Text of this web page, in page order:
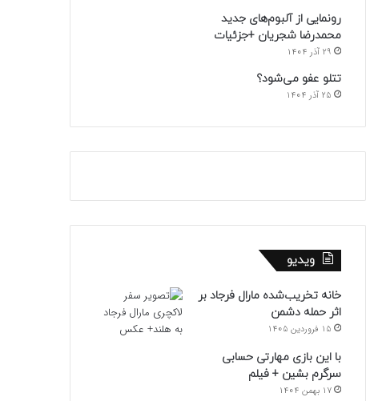
رونمایی از آلبوم‌های جدید
محمدرضا شجریان +جزئیات
29 آذر 1404
تتلو عفو می‌شود؟
25 آذر 1404
ویدیو
خانه تخریب‌شده مارال فرجاد بر
اثر حمله دشمن
15 فروردین 1405
با این بازی مهارتی حسابی
سرگرم بشین + فیلم
17 بهمن 1404